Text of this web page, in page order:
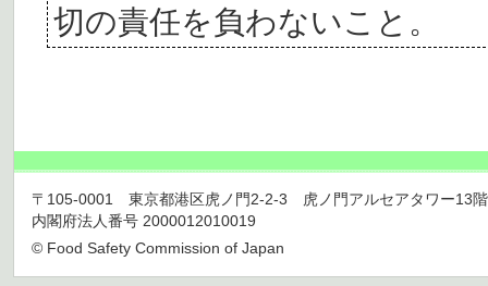
切の責任を負わないこと。
〒105-0001 東京都港区虎ノ門2-2-3 虎ノ門アルセアタワー13
内閣府法人番号 2000012010019
© Food Safety Commission of Japan